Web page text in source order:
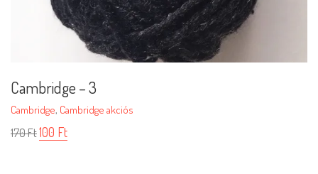
Cambridge – 3
Cambridge, Cambridge akciós
170Ft100 Ft